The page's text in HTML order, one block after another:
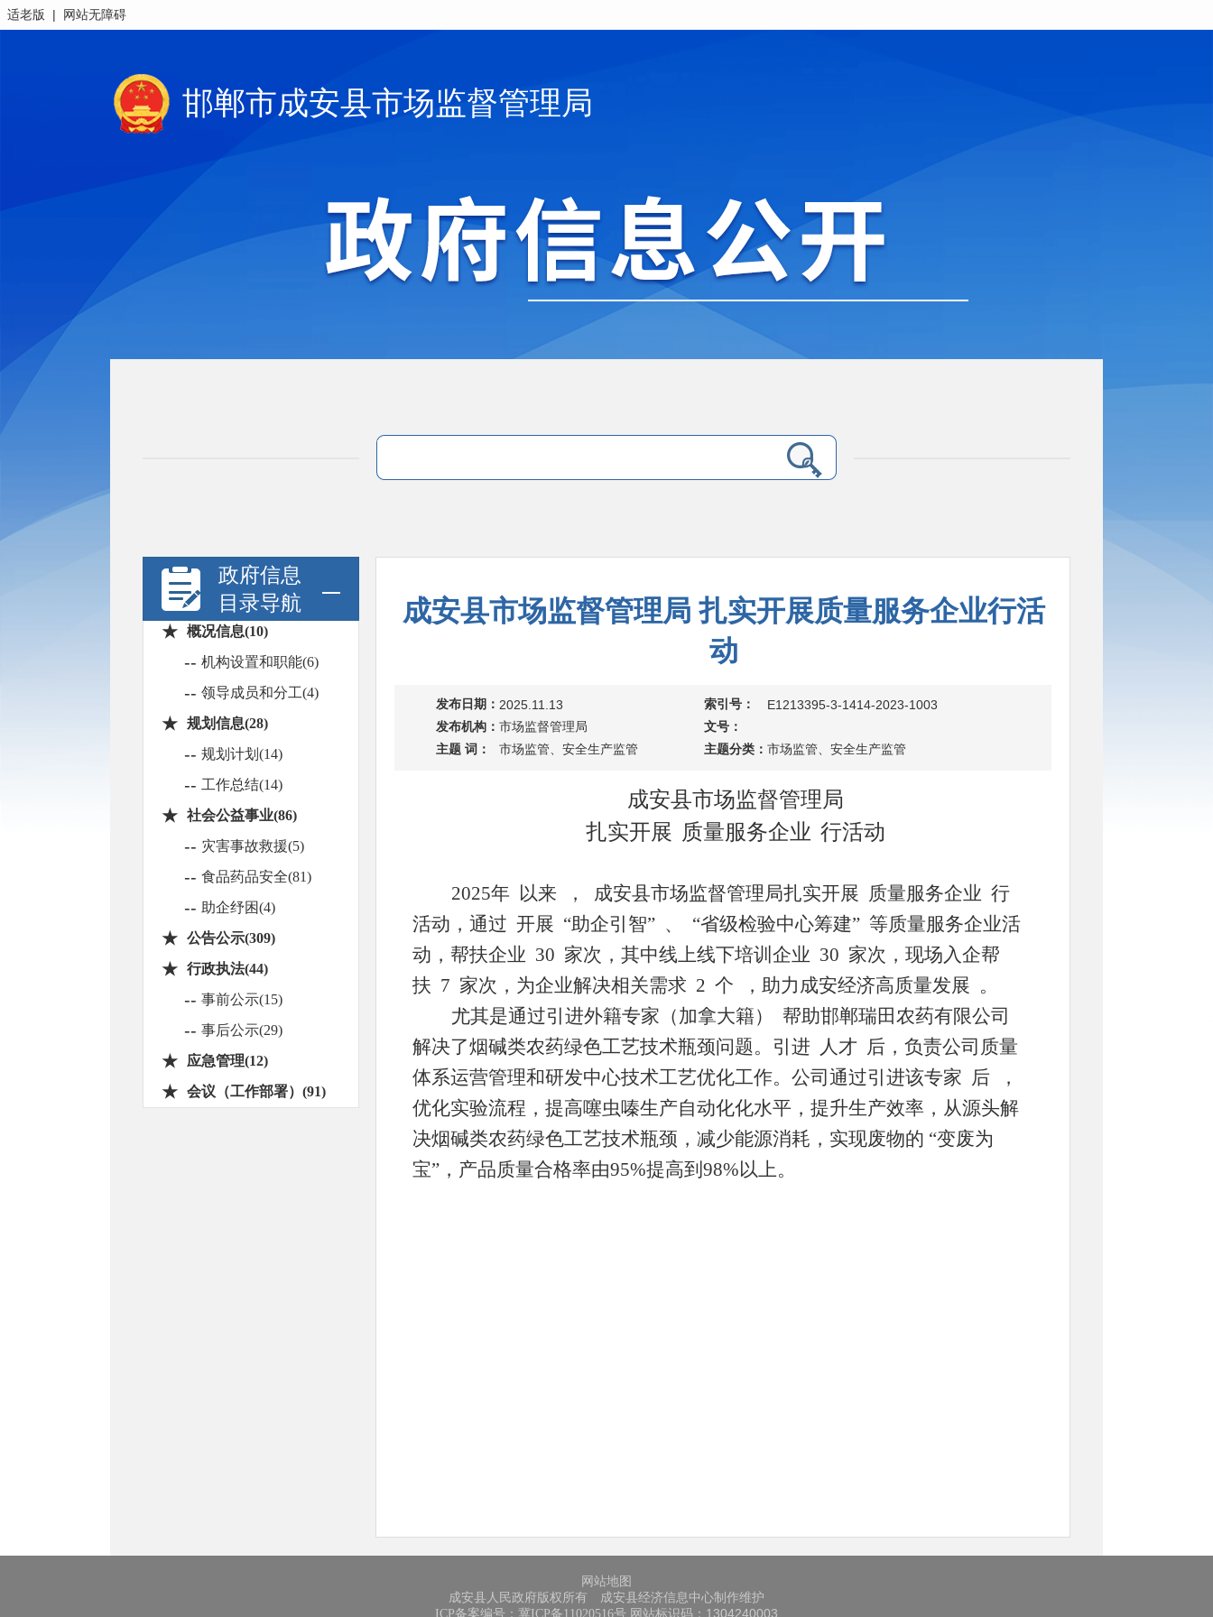
适老版 | 网站无障碍
邯郸市成安县市场监督管理局
政府信息
目录导航
★ 概况信息(10)
-- 机构设置和职能(6)
-- 领导成员和分工(4)
★ 规划信息(28)
-- 规划计划(14)
-- 工作总结(14)
★ 社会公益事业(86)
-- 灾害事故救援(5)
-- 食品药品安全(81)
-- 助企纾困(4)
★ 公告公示(309)
★ 行政执法(44)
-- 事前公示(15)
-- 事后公示(29)
★ 应急管理(12)
★ 会议（工作部署）(91)
成安县市场监督管理局 扎实开展质量服务企业行活
动
发布日期： 2025.11.13 索引号：
E1213395-3-1414-2023-1003
发布机构： 市场监督管理局
文号：
主题 词：
市场监管、安全生产监管 主题分类： 市场监管、安全生产监管
成安县市场监督管理局
扎实开展 质量服务企业 行活动
2025年 以来 ， 成安县市场监督管理局扎实开展 质量服务企业 行
活动，通过 开展 “助企引智” 、 “省级检验中心筹建” 等质量服务企业活
动，帮扶企业 30 家次，其中线上线下培训企业 30 家次，现场入企帮
扶 7 家次，为企业解决相关需求 2 个 ，助力成安经济高质量发展 。
尤其是通过引进外籍专家（加拿大籍）
帮助邯郸瑞田农药有限公司
解决了烟碱类农药绿色工艺技术瓶颈问题。引进 人才 后，负责公司质量
体系运营管理和研发中心技术工艺优化工作。公司通过引进该专家 后
，
优化实验流程，提高噻虫嗪生产自动化化水平，提升生产效率，从源头解
决烟碱类农药绿色工艺技术瓶颈，减少能源消耗，实现废物的 “变废为
宝”，产品质量合格率由95%提高到98%以上。
网站地图
成安县人民政府版权所有 成安县经济信息中心制作维护
ICP备案编号：冀ICP备11020516号 网站标识码：1304240003